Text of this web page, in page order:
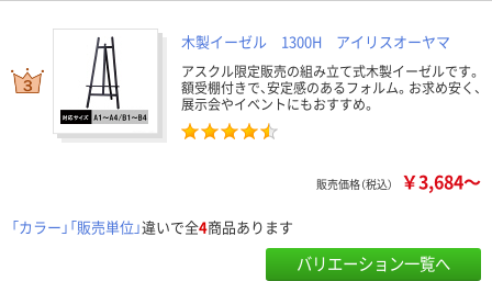
木製イーゼル 1300H アイリスオーヤマ
アスクル限定販売の組み立て式木製イーゼルです。
額受棚付きで、安定感のあるフォルム。お求め安く、
展示会やイベントにもおすすめ。
販売価格（税込） ￥3,684～
「カラー」「販売単位」違いで全4商品あります
バリエーション一覧へ